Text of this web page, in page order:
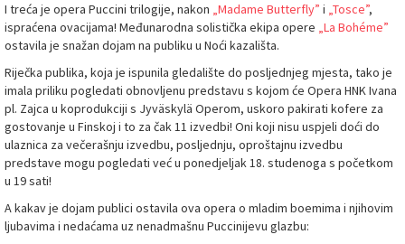
I treća je opera Puccini trilogije, nakon „Madame Butterfly” i „Tosce”,
ispraćena ovacijama! Međunarodna solistička ekipa opere „La Bohéme”
ostavila je snažan dojam na publiku u Noći kazališta.
Riječka publika, koja je ispunila gledalište do posljednjeg mjesta, tako je
imala priliku pogledati obnovljenu predstavu s kojom će Opera HNK Ivana
pl. Zajca u koprodukciji s Jyväskylä Operom, uskoro pakirati kofere za
gostovanje u Finskoj i to za čak 11 izvedbi! Oni koji nisu uspjeli doći do
ulaznica za večerašnju izvedbu, posljednju, oproštajnu izvedbu
predstave mogu pogledati već u ponedjeljak 18. studenoga s početkom
u 19 sati!
A kakav je dojam publici ostavila ova opera o mladim boemima i njihovim
ljubavima i nedaćama uz nenadmašnu Puccinijevu glazbu: